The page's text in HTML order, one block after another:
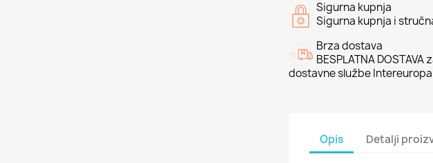
Sigurna kupnja
Sigurna kupnja i
Brza dostava
BESPLATNA
dostavne službe
Opis Detalji